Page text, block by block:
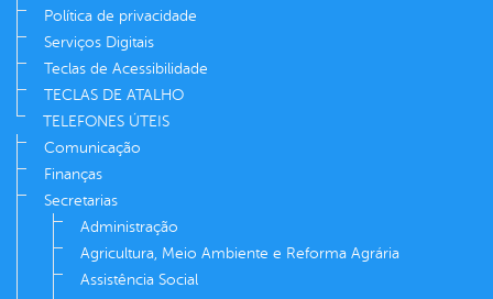
Política de privacidade
Serviços Digitais
Teclas de Acessibilidade
TECLAS DE ATALHO
TELEFONES ÚTEIS
Comunicação
Finanças
Secretarias
Administração
Agricultura, Meio Ambiente e Reforma Agrária
Assistência Social